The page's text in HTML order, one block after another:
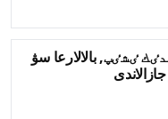
ٸشٸپ, بالالارعا سۋ